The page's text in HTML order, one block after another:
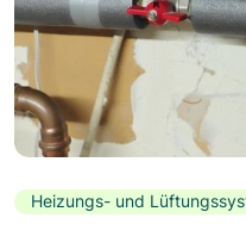
Heizungs- und